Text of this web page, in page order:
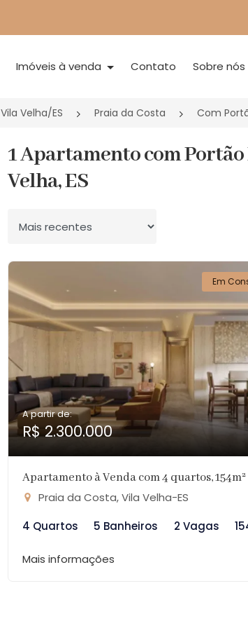
Imóveis à venda Contato Sobre nós
Vila Velha/ES Praia da Costa Com
1 Apartamento com Portão
Velha, ES
Ordenar por
Em
A partir de:
R$ 2.300.000
Apartamento à Venda com 4 quartos, 154m²
Praia da Costa, Vila Velha-ES
4 Quartos
5 Banheiros 2 Vagas
Mais informações